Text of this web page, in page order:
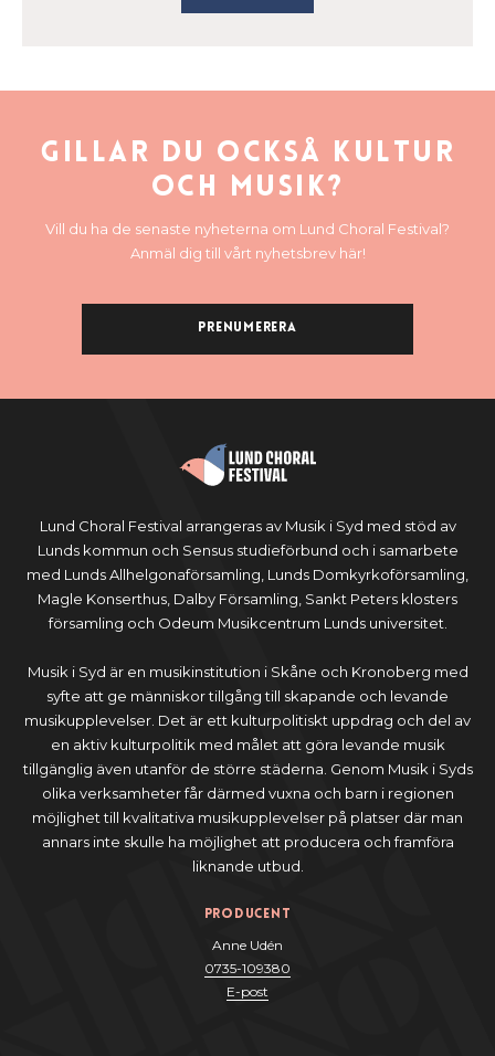
Gillar du också kultur
och musik?
Vill du ha de senaste nyheterna om Lund Choral Festival?
Anmäl dig till vårt nyhetsbrev här!
Prenumerera
Lund Choral Festival arrangeras av Musik i Syd med stöd av
Lunds kommun och Sensus studieförbund och i samarbete
med Lunds Allhelgonaförsamling, Lunds Domkyrkoförsamling,
Magle Konserthus, Dalby Församling, Sankt Peters klosters
församling och Odeum Musikcentrum Lunds universitet.
Musik i Syd är en musikinstitution i Skåne och Kronoberg med
syfte att ge människor tillgång till skapande och levande
musikupplevelser. Det är ett kulturpolitiskt uppdrag och del av
en aktiv kulturpolitik med målet att göra levande musik
tillgänglig även utanför de större städerna. Genom Musik i Syds
olika verksamheter får därmed vuxna och barn i regionen
möjlighet till kvalitativa musikupplevelser på platser där man
annars inte skulle ha möjlighet att producera och framföra
liknande utbud.
Producent
Anne Udén
0735-109380
E-post